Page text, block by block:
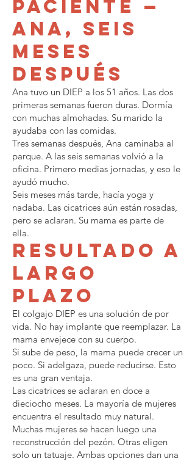
paciente —
Ana, seis
meses
después
Ana tuvo un DIEP a los 51 años. Las dos
primeras semanas fueron duras. Dormía
con muchas almohadas. Su marido la
ayudaba con las comidas.
Tres semanas después, Ana caminaba al
parque. A las seis semanas volvió a la
oficina. Primero medias jornadas, y eso le
ayudó mucho.
Seis meses más tarde, hacía yoga y
nadaba. Las cicatrices aún están rosadas,
pero se aclaran. Su mama es parte de
ella.
Resultado a
largo
plazo
El colgajo DIEP es una solución de por
vida. No hay implante que reemplazar. La
mama envejece con su cuerpo.
Si sube de peso, la mama puede crecer un
poco. Si adelgaza, puede reducirse. Esto
es una gran ventaja.
Las cicatrices se aclaran en doce a
dieciocho meses. La mayoría de mujeres
encuentra el resultado muy natural.
Muchas mujeres se hacen luego una
reconstrucción del pezón. Otras eligen
solo un tatuaje. Ambas opciones dan una